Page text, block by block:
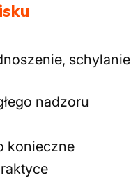
schylanie
nadzoru
konieczne